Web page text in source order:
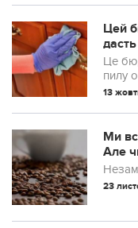
стіни.
Цей
Це
пилу
13
Ми
Aле
23